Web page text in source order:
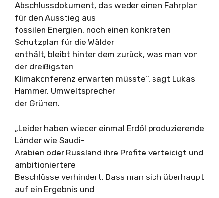
Abschlussdokument, das weder einen Fahrplan
für den Ausstieg aus
fossilen Energien, noch einen konkreten
Schutzplan für die Wälder
enthält, bleibt hinter dem zurück, was man von
der dreißigsten
Klimakonferenz erwarten müsste“, sagt Lukas
Hammer, Umweltsprecher
der Grünen.
„Leider haben wieder einmal Erdöl produzierende
Länder wie Saudi-
Arabien oder Russland ihre Profite verteidigt und
ambitioniertere
Beschlüsse verhindert. Dass man sich überhaupt
auf ein Ergebnis und